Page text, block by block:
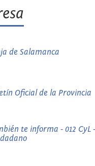
de Salamanca
Oficial de la Provincia
te informa - 012 CyL